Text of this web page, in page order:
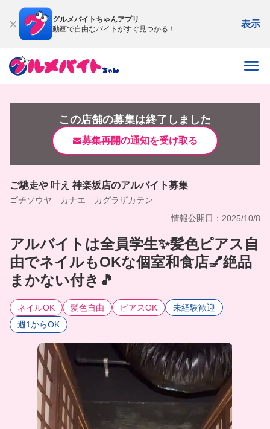
グルメバイトちゃんアプリ
動画で自由なバイトがすぐ見つかる！
表示
この店舗の募集は終了しました
募集再開の通知を受け取る
ご馳走や 叶え 神楽坂店のアルバイト募集
ゴチソウヤ カナエ カグラザカテン
情報公開日：2025/10/8
アルバイトは全員学生✨髪色ピアス自
由でネイルもOKな個室和食店💅絶品
まかない付き🎵
ネイルOK 髪色自由 ピアスOK
未経験歓迎
週1からOK